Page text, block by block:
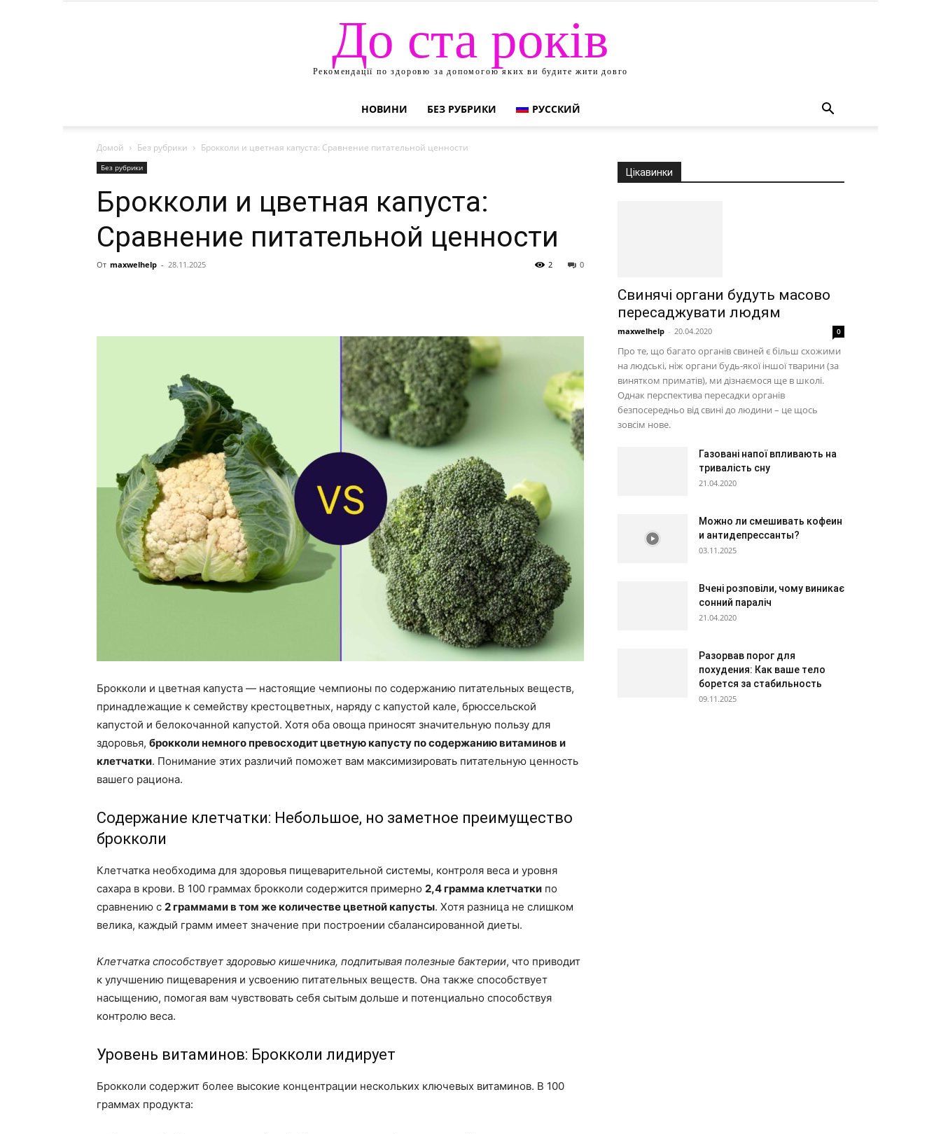
До ста років
Рекомендації по здоровю за допомогою яких ви будите жити довго
НОВИНИ БЕЗ РУБРИКИ РУССКИЙ
Домой Без рубрики Брокколи и цветная капуста: Сравнение питательной ценности
Без рубрики
Брокколи и цветная капуста:
Сравнение питательной ценности
От maxwelhelp - 28.11.2025 0
2
Брокколи и цветная капуста — настоящие чемпионы по содержанию питательных веществ,
принадлежащие к семейству крестоцветных, наряду с капустой кале, брюссельской
капустой и белокочанной капустой. Хотя оба овоща приносят значительную пользу для
здоровья, брокколи немного превосходит цветную капусту по содержанию витаминов и
клетчатки. Понимание этих различий поможет вам максимизировать питательную ценность
вашего рациона.
Содержание клетчатки: Небольшое, но заметное преимущество
брокколи
Клетчатка необходима для здоровья пищеварительной системы, контроля веса и уровня
сахара в крови. В 100 граммах брокколи содержится примерно 2,4 грамма клетчатки по
сравнению с 2 граммами в том же количестве цветной капусты. Хотя разница не слишком
велика, каждый грамм имеет значение при построении сбалансированной диеты.
Клетчатка способствует здоровью кишечника, подпитывая полезные бактерии, что приводит
к улучшению пищеварения и усвоению питательных веществ. Она также способствует
насыщению, помогая вам чувствовать себя сытым дольше и потенциально способствуя
контролю веса.
Уровень витаминов: Брокколи лидирует
Брокколи содержит более высокие концентрации нескольких ключевых витаминов. В 100
граммах продукта:
Цікавинки
Свинячі органи будуть масово
пересаджувати людям
maxwelhelp - 20.04.2020 0
Про те, що багато органів свиней є більш схожими
на людські, ніж органи будь-якої іншої тварини (за
винятком приматів), ми дізнаємося ще в школі.
Однак перспектива пересадки органів
безпосередньо від свині до людини – це щось
зовсім нове.
Газовані напої впливають на
тривалість сну
21.04.2020
Можно ли смешивать кофеин
и антидепрессанты?
03.11.2025
Вчені розповіли, чому виникає
сонний параліч
21.04.2020
Разорвав порог для
похудения: Как ваше тело
борется за стабильность
09.11.2025